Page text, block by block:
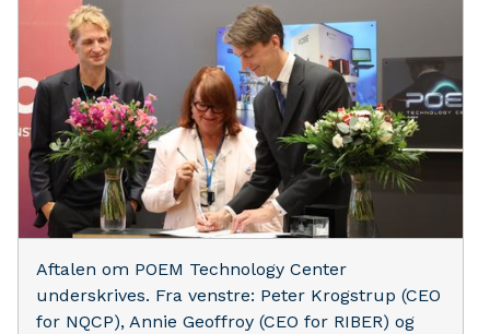
Aftalen om POEM Technology Center
underskrives. Fra venstre: Peter Krogstrup (CEO
for NQCP), Annie Geoffroy (CEO for RIBER) og